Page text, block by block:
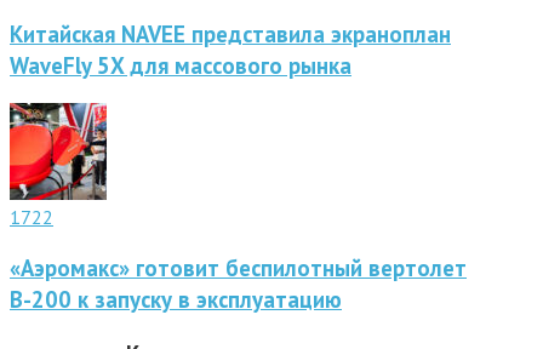
Китайская NAVEE представила экраноплан
WaveFly 5X для массового рынка
1722
«Аэромакс» готовит беспилотный вертолет
В-200 к запуску в эксплуатацию